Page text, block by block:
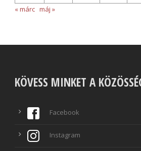
« márc máj »
KÖVESS MINKET A
Facebook
Instagram